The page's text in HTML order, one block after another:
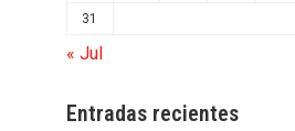
31
« Jul
Entradas recientes